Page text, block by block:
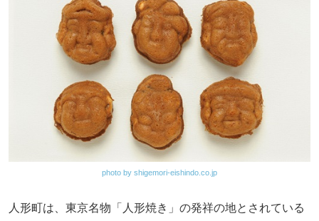
photo by shigemori-eishindo.co.jp
人形町は、東京名物「人形焼き」の発祥の地とされている